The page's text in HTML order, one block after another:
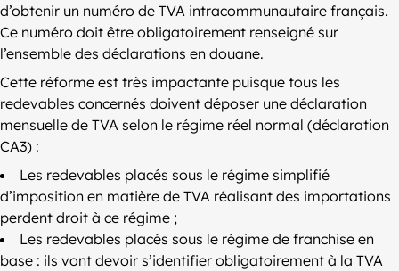
d’obtenir un numéro de TVA intracommunautaire français.
Ce numéro doit être obligatoirement renseigné sur
l’ensemble des déclarations en douane.
Cette réforme est très impactante puisque tous les
redevables concernés doivent déposer une déclaration
mensuelle de TVA selon le régime réel normal (déclaration
CA3) :
Les redevables placés sous le régime simplifié
d’imposition en matière de TVA réalisant des importations
perdent droit à ce régime ;
Les redevables placés sous le régime de franchise en
base : ils vont devoir s’identifier obligatoirement à la TVA